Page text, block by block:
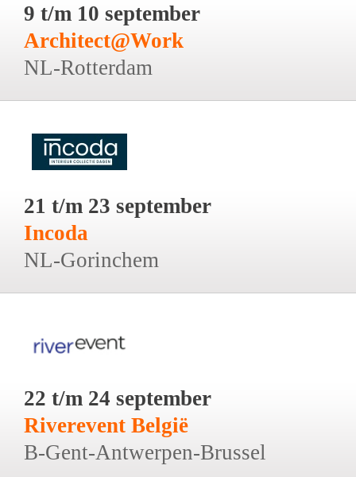
9 t/m 10 september
Architect@Work
NL-Rotterdam
21 t/m 23 september
Incoda
NL-Gorinchem
22 t/m 24 september
Riverevent België
B-Gent-Antwerpen-Brussel